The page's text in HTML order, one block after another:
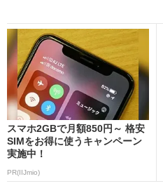
スマホ2GBで月額850円～ 格安
SIMをお得に使うキャンペーン
実施中！
PR(IIJmio)